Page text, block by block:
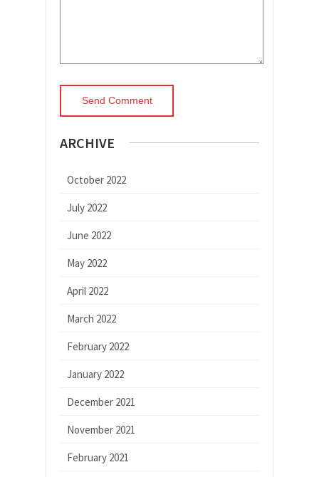
ARCHIVE
October 2022
July 2022
June 2022
May 2022
April 2022
March 2022
February 2022
January 2022
December 2021
November 2021
February 2021